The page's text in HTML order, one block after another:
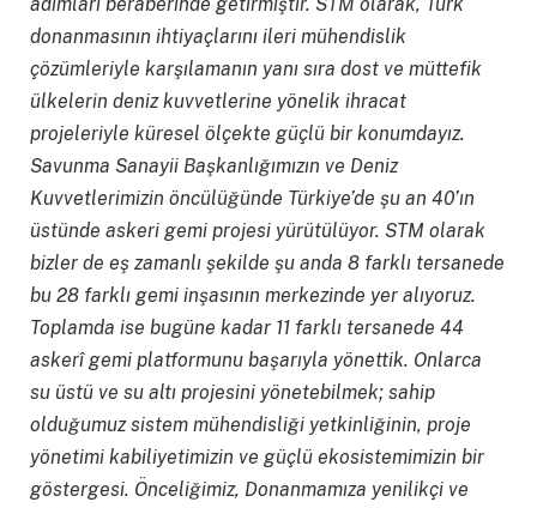
donanmasının ihtiyaçlarını ileri mühendislik
çözümleriyle karşılamanın yanı sıra dost ve müttefik
ülkelerin deniz kuvvetlerine yönelik ihracat
projeleriyle küresel ölçekte güçlü bir konumdayız.
Savunma Sanayii Başkanlığımızın ve Deniz
Kuvvetlerimizin öncülüğünde Türkiye’de şu an 40’ın
üstünde askeri gemi projesi yürütülüyor. STM olarak
bizler de eş zamanlı şekilde şu anda 8 farklı tersanede
bu 28 farklı gemi inşasının merkezinde yer alıyoruz.
Toplamda ise bugüne kadar 11 farklı tersanede 44
askerîgemi platformunu başarıyla yönettik. Onlarca
su üstü ve su altı projesini yönetebilmek; sahip
olduğumuz sistem mühendisliği yetkinliğinin, proje
yönetimi kabiliyetimizin ve güçlü ekosistemimizin bir
göstergesi. Önceliğimiz, Donanmamıza yenilikçi ve